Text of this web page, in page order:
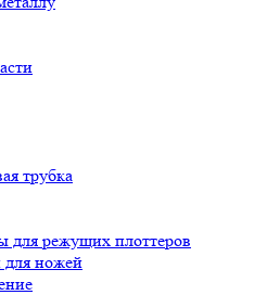
трубка
для режущих плоттеров
для ножей